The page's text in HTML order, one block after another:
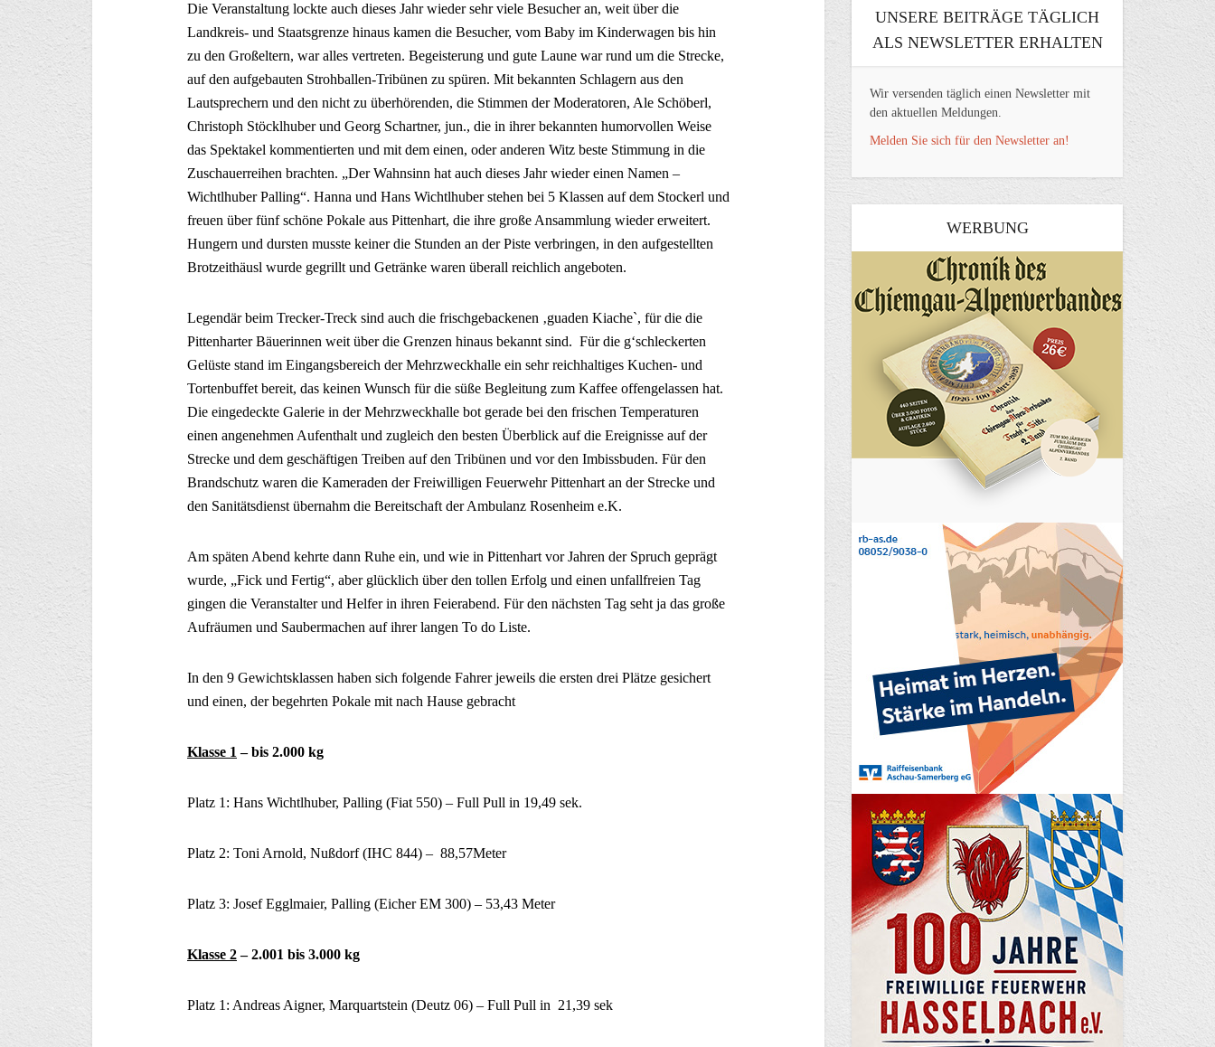
Die Veranstaltung lockte auch dieses Jahr wieder sehr viele Besucher an, weit über die
Landkreis- und Staatsgrenze hinaus kamen die Besucher, vom Baby im Kinderwagen bis hin
zu den Großeltern, war alles vertreten. Begeisterung und gute Laune war rund um die Strecke,
auf den aufgebauten Strohballen-Tribünen zu spüren. Mit bekannten Schlagern aus den
Lautsprechern und den nicht zu überhörenden, die Stimmen der Moderatoren, Ale Schöberl,
Christoph Stöcklhuber und Georg Schartner, jun., die in ihrer bekannten humorvollen Weise
das Spektakel kommentierten und mit dem einen, oder anderen Witz beste Stimmung in die
Zuschauerreihen brachten. „Der Wahnsinn hat auch dieses Jahr wieder einen Namen –
Wichtlhuber Palling“. Hanna und Hans Wichtlhuber stehen bei 5 Klassen auf dem Stockerl und
freuen über fünf schöne Pokale aus Pittenhart, die ihre große Ansammlung wieder erweitert.
Hungern und dursten musste keiner die Stunden an der Piste verbringen, in den aufgestellten
Brotzeithäusl wurde gegrillt und Getränke waren überall reichlich angeboten.
Legendär beim Trecker-Treck sind auch die frischgebackenen ‚guaden Kiache`, für die die
Pittenharter Bäuerinnen weit über die Grenzen hinaus bekannt sind. Für die g‘schleckerten
Gelüste stand im Eingangsbereich der Mehrzweckhalle ein sehr reichhaltiges Kuchen- und
Tortenbuffet bereit, das keinen Wunsch für die süße Begleitung zum Kaffee offengelassen hat.
Die eingedeckte Galerie in der Mehrzweckhalle bot gerade bei den frischen Temperaturen
einen angenehmen Aufenthalt und zugleich den besten Überblick auf die Ereignisse auf der
Strecke und dem geschäftigen Treiben auf den Tribünen und vor den Imbissbuden. Für den
Brandschutz waren die Kameraden der Freiwilligen Feuerwehr Pittenhart an der Strecke und
den Sanitätsdienst übernahm die Bereitschaft der Ambulanz Rosenheim e.K.
Am späten Abend kehrte dann Ruhe ein, und wie in Pittenhart vor Jahren der Spruch geprägt
wurde, „Fick und Fertig“, aber glücklich über den tollen Erfolg und einen unfallfreien Tag
gingen die Veranstalter und Helfer in ihren Feierabend. Für den nächsten Tag seht ja das große
Aufräumen und Saubermachen auf ihrer langen To do Liste.
In den 9 Gewichtsklassen haben sich folgende Fahrer jeweils die ersten drei Plätze gesichert
und einen, der begehrten Pokale mit nach Hause gebracht
Klasse 1 – bis 2.000 kg
Platz 1: Hans Wichtlhuber, Palling (Fiat 550) – Full Pull in 19,49 sek.
Platz 2: Toni Arnold, Nußdorf (IHC 844) – 88,57Meter
Platz 3: Josef Egglmaier, Palling (Eicher EM 300) – 53,43 Meter
Klasse 2– 2.001 bis 3.000 kg
Platz 1: Andreas Aigner, Marquartstein (Deutz 06) – Full Pull in 21,39 sek
UNSERE BEITRÄGE TÄGLICH
ALS NEWSLETTER ERHALTEN
Wir versenden täglich einen Newsletter mit
den aktuellen Meldungen.
Melden Sie sich für den Newsletter an!
WERBUNG